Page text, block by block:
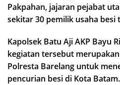
Pakpahan, jajaran pejabat
sekitar 30 pemilik usaha besi
Kapolsek Batu Aji AKP Bayu
kegiatan tersebut
Polresta Barelang untuk
pencurian besi di Kota Batam.